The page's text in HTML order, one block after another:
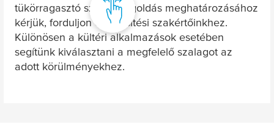
tükörragasztó szalagmegoldás meghatározásához
kérjük, forduljon értékesítési szakértőinkhez.
Különösen a kültéri alkalmazások esetében
segítünk kiválasztani a megfelelő szalagot az
adott körülményekhez.